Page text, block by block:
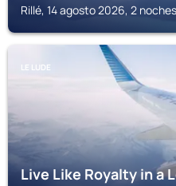
Rillé, 14 agosto 2026, 2 noches
LE LUDE
Live Like Royalty in a